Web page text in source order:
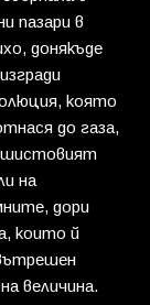
пазари в
донякъде
която
до газа,
шистовият
на
дори
които й
величина.